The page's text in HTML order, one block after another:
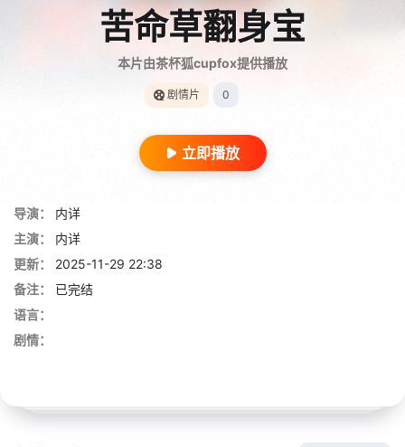
苦命草翻身宝
本片由茶杯狐cupfox提供播放
剧情片 0
立即播放
导演：
内详
主演：
内详
更新：
2025-11-29 22:38
备注：
已完结
语言：
剧情：